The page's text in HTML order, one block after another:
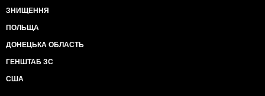
ЗНИЩЕННЯ
ПОЛЬЩА
ДОНЕЦЬКА ОБЛАСТЬ
ГЕНШТАБ ЗС
США